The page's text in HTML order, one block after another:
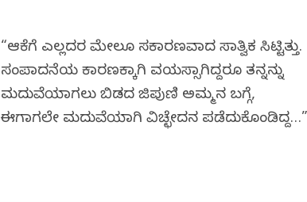
“ಆಕೆಗೆ ಎಲ್ಲದರ ಮೇಲೂ ಸಕಾರಣವಾದ ಸಾತ್ವಿಕ ಸಿಟ್ಟಿತ್ತು.
ಸಂಪಾದನೆಯ ಕಾರಣಕ್ಕಾಗಿ ವಯಸ್ಸಾಗಿದ್ದರೂ ತನ್ನನ್ನು
ಮದುವೆಯಾಗಲು ಬಿಡದ ಜಿಪುಣಿ ಅಮ್ಮನ ಬಗ್ಗೆ,
ಈಗಾಗಲೇ ಮದುವೆಯಾಗಿ ವಿಚ್ಛೇದನ ಪಡೆದುಕೊಂಡಿದ್ದ…”